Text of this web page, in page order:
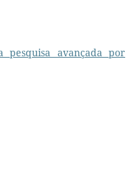
pesquisa avançada por